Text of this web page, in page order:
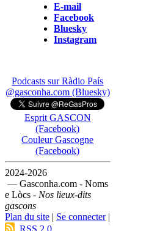
E-mail
Facebook
Bluesky
Instagram
Podcasts sur Ràdio País
@gasconha.com (Bluesky)
Esprit GASCON
(Facebook)
Couleur Gascogne
(Facebook)
2024-2026
— Gasconha.com - Noms
e Lòcs - Nos lieux-dits
gascons
Plan du site | Se connecter|
RSS 2.0